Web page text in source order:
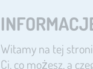
Witamy na tej
Ci, co możesz, a